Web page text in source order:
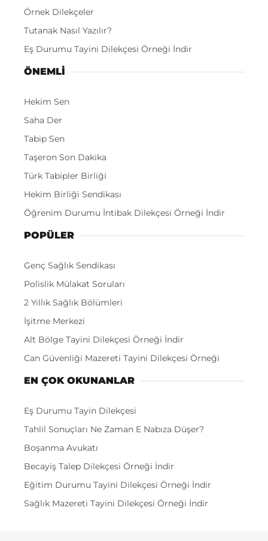
Örnek Dilekçeler
Tutanak Nasıl Yazılır?
Eş Durumu Tayini Dilekçesi Örneği İndir
ÖNEMLI
Hekim Sen
Saha Der
Tabip Sen
Taşeron Son Dakika
Türk Tabipler Birliği
Hekim Birliği Sendikası
Öğrenim Durumu İntibak Dilekçesi Örneği İndir
POPÜLER
Genç Sağlık Sendikası
Polislik Mülakat Soruları
2 Yıllık Sağlık Bölümleri
İşitme Merkezi
Alt Bölge Tayini Dilekçesi Örneği İndir
Can Güvenliği Mazereti Tayini Dilekçesi Örneği
EN ÇOK OKUNANLAR
Eş Durumu Tayin Dilekçesi
Tahlil Sonuçları Ne Zaman E Nabıza Düşer?
Boşanma Avukatı
Becayiş Talep Dilekçesi Örneği İndir
Eğitim Durumu Tayini Dilekçesi Örneği İndir
Sağlık Mazereti Tayini Dilekçesi Örneği İndir